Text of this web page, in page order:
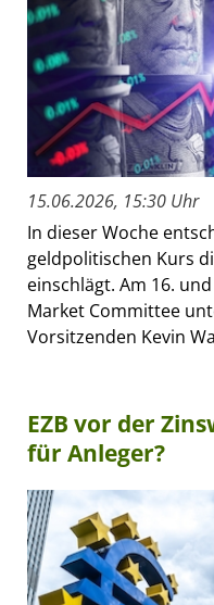
15.06.2026, 15:30 Uhr
In dieser Woche
geldpolitischen Kurs
einschlägt. Am 16.
Market Committee
Vorsitzenden Kevin
EZB vor der
für Anleger?